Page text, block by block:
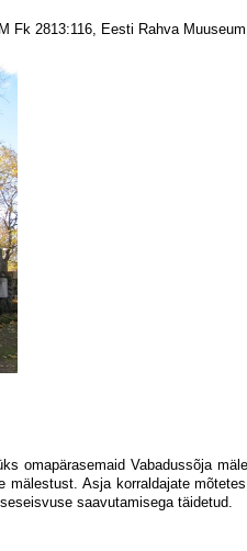
Fk 2813:116, Eesti Rahva Muuseum,
omapärasemaid Vabadussõja
mälestust. Asja korraldajate
saavutamisega täidetud.